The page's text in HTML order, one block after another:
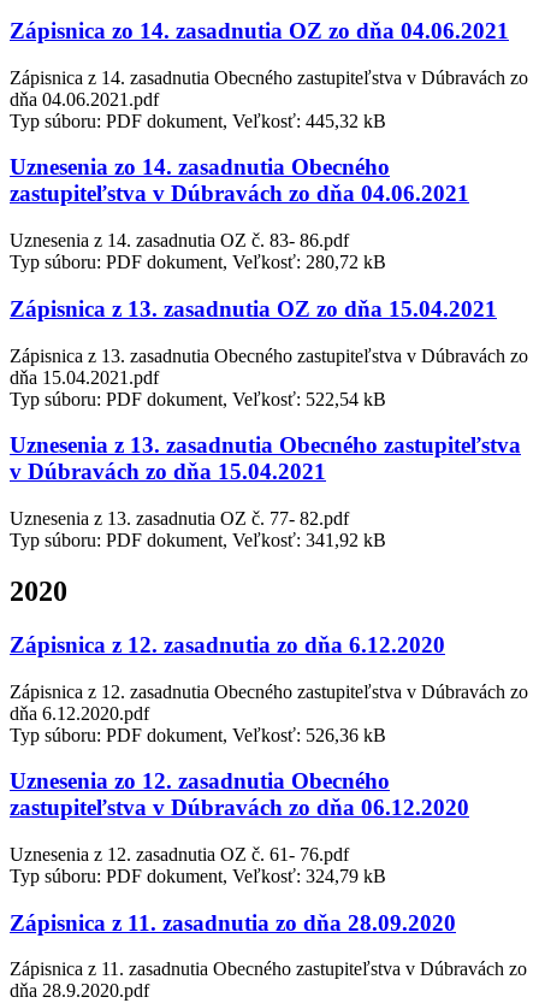
Zápisnica zo 14. zasadnutia OZ zo dňa 04.06.2021
Zápisnica z 14. zasadnutia Obecného zastupiteľstva v Dúbravách zo
dňa 04.06.2021.pdf
Typ súboru: PDF dokument, Veľkosť: 445,32 kB
Uznesenia zo 14. zasadnutia Obecného
zastupiteľstva v Dúbravách zo dňa 04.06.2021
Uznesenia z 14. zasadnutia OZ č. 83- 86.pdf
Typ súboru: PDF dokument, Veľkosť: 280,72 kB
Zápisnica z 13. zasadnutia OZ zo dňa 15.04.2021
Zápisnica z 13. zasadnutia Obecného zastupiteľstva v Dúbravách zo
dňa 15.04.2021.pdf
Typ súboru: PDF dokument, Veľkosť: 522,54 kB
Uznesenia z 13. zasadnutia Obecného zastupiteľstva
v Dúbravách zo dňa 15.04.2021
Uznesenia z 13. zasadnutia OZ č. 77- 82.pdf
Typ súboru: PDF dokument, Veľkosť: 341,92 kB
2020
Zápisnica z 12. zasadnutia zo dňa 6.12.2020
Zápisnica z 12. zasadnutia Obecného zastupiteľstva v Dúbravách zo
dňa 6.12.2020.pdf
Typ súboru: PDF dokument, Veľkosť: 526,36 kB
Uznesenia zo 12. zasadnutia Obecného
zastupiteľstva v Dúbravách zo dňa 06.12.2020
Uznesenia z 12. zasadnutia OZ č. 61- 76.pdf
Typ súboru: PDF dokument, Veľkosť: 324,79 kB
Zápisnica z 11. zasadnutia zo dňa 28.09.2020
Zápisnica z 11. zasadnutia Obecného zastupiteľstva v Dúbravách zo
dňa 28.9.2020.pdf